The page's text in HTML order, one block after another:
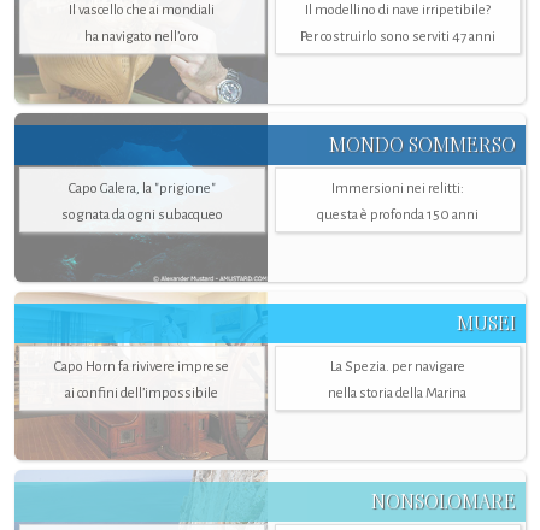
Il vascello che ai mondiali
ha navigato nell’oro
Il modellino di nave irripetibile?
Per costruirlo sono serviti 47 anni
MONDO SOMMERSO
Capo Galera, la "prigione"
sognata da ogni subacqueo
Immersioni nei relitti:
questa è profonda 150 anni
MUSEI
Capo Horn fa rivivere imprese
ai confini dell’impossibile
La Spezia. per navigare
nella storia della Marina
NONSOLOMARE